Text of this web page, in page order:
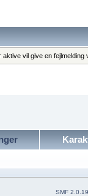
vil give en
SMF